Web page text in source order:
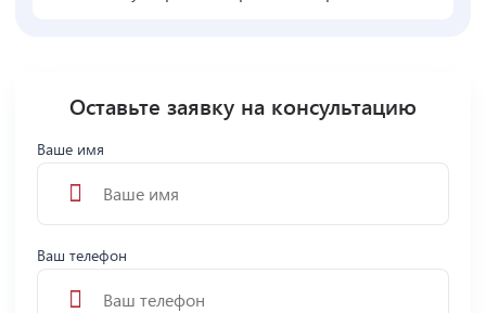
Оставьте заявку на консультацию
Ваше имя
Ваш телефон